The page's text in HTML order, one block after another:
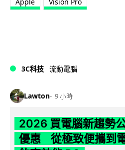
3C科技 流動電腦
Lawton 9 小時
2026 買電腦新趨勢
優惠 從極致便攜到